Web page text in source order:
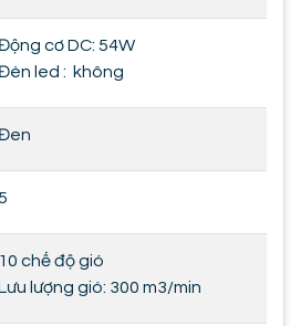
cơ DC: 54W
led : không
10 chế độ gió
lượng gió: 300 m3/min